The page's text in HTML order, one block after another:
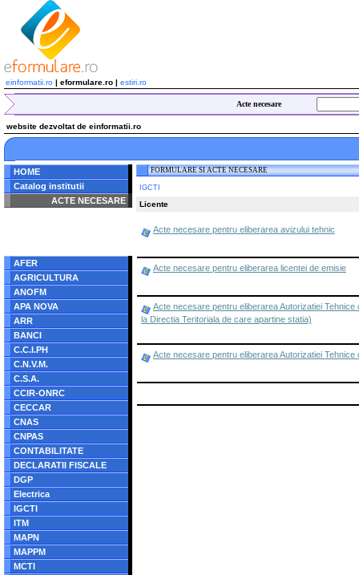
einformatii.ro | eformulare.ro | estiri.ro
Acte necesare
website dezvoltat de einformatii.ro
HOME
Catalog institutii
ACTE NECESARE
AFER
AGRICULTURA
ANOFM
APA NOVA
ARR
BANCI
C.C.I.PH
C.N.V.M.
C.S.A.
CCIR-ONRC
CECCAR
CNAS
CNPAS
CONTABILITATE
DECLARATII FISCALE
DGP
Electrica
IGCTI
ITM
MAPN
MAPPM
MCTI
FORMULARE SI ACTE NECESARE
IGCTI
Licente
Acte necesare pentru eliberarea avizului tehnic
Acte necesare pentru eliberarea licentei de emisie
Acte necesare pentru eliberarea Autorizatiei
la Directia Teritoriala de care apartine statia)
Acte necesare pentru eliberarea Autorizatiei